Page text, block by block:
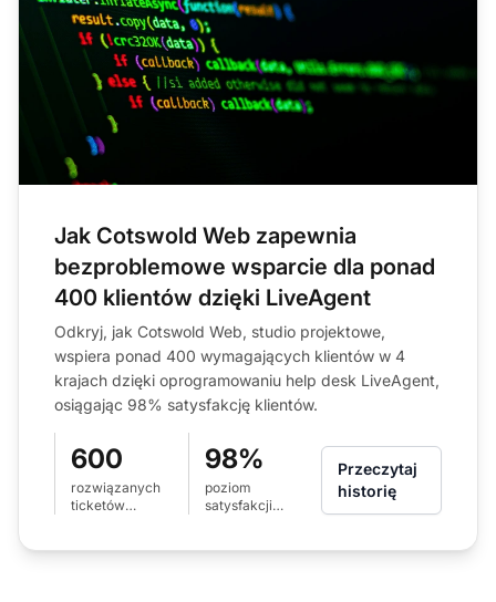
Jak Cotswold Web zapewnia
bezproblemowe wsparcie dla ponad
400 klientów dzięki LiveAgent
Odkryj, jak Cotswold Web, studio projektowe,
wspiera ponad 400 wymagających klientów w 4
krajach dzięki oprogramowaniu help desk LiveAgent,
osiągając 98% satysfakcję klientów.
600
rozwiązanych
ticketów
98%
poziom
satysfakcji
Przeczytaj
historię